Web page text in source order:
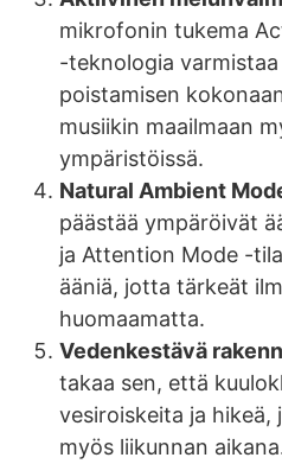
mikrofonin tukema
-teknologia
poistamisen
musiikin maailmaan
ympäristöissä.
Natural Ambient
päästää ympäröivät
ja Attention Mode -
ääniä, jotta tärkeät
huomaamatta.
Vedenkestävä
takaa sen, että
vesiroiskeita ja
myös liikunnan